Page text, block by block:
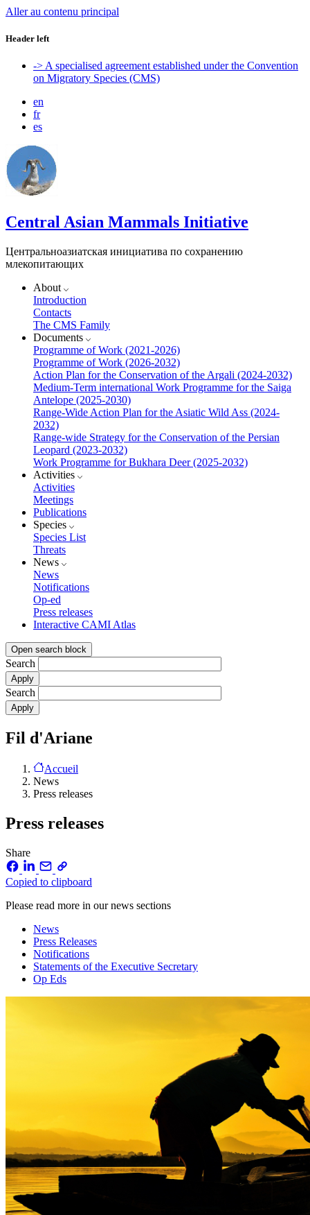
Aller au contenu principal
Header left
-> A specialised agreement established under the Convention
on Migratory Species (CMS)
en
fr
es
Central Asian Mammals Initiative
Центральноазиатская инициатива по сохранению
млекопитающих
About
Introduction
Contacts
The CMS Family
Documents
Programme of Work (2021-2026)
Programme of Work (2026-2032)
Action Plan for the Conservation of the Argali (2024-2032)
Medium-Term international Work Programme for the Saiga
Antelope (2025-2030)
Range-Wide Action Plan for the Asiatic Wild Ass (2024-
2032)
Range-wide Strategy for the Conservation of the Persian
Leopard (2023-2032)
Work Programme for Bukhara Deer (2025-2032)
Activities
Activities
Meetings
Publications
Species
Species List
Threats
News
News
Notifications
Op-ed
Press releases
Interactive CAMI Atlas
Open search block
Search
Search
Fil d'Ariane
Accueil
News
Press releases
Press releases
Share
Copied to clipboard
Please read more in our news sections
News
Press Releases
Notifications
Statements of the Executive Secretary
Op Eds